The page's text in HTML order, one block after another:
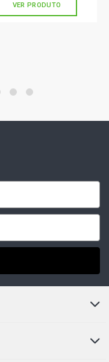
VER PRODUTO
7 8